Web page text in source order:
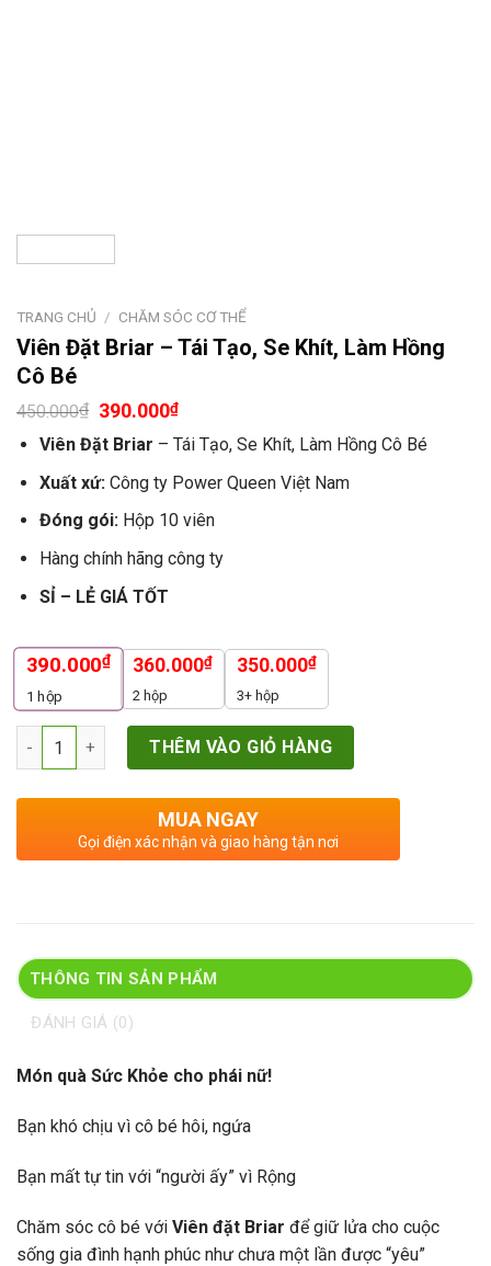
TRANG CHỦ / CHĂM SÓC CƠ THỂ
Viên Đặt Briar – Tái Tạo, Se Khít, Làm Hồng
Cô Bé
450.000₫ 390.000₫
Viên Đặt Briar – Tái Tạo, Se Khít, Làm Hồng Cô Bé
Xuất xứ: Công ty Power Queen Việt Nam
Đóng gói:Hộp 10 viên
Hàng chính hãng công ty
SỈ – LẺ GIÁ TỐT
390.000₫
1 hộp
360.000₫
2 hộp
350.000₫
3+ hộp
Số lượng THÊM VÀO GIỎ HÀNG
MUA NGAY
Gọi điện xác nhận và giao hàng tận nơi
THÔNG TIN SẢN PHẨM
ĐÁNH GIÁ (0)
Món quà Sức Khỏe cho phái nữ!
Bạn khó chịu vì cô bé hôi, ngứa
Bạn mất tự tin với “người ấy” vì Rộng
Chăm sóc cô bé với Viên đặt Briar để giữ lửa cho cuộc
sống gia đình hạnh phúc như chưa một lần được “yêu”